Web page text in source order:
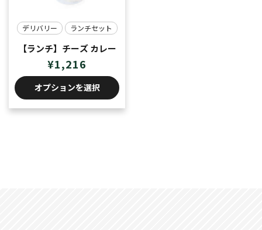
デリバリー ランチセット
【ランチ】チーズ カレー
¥1,216
オプションを選択